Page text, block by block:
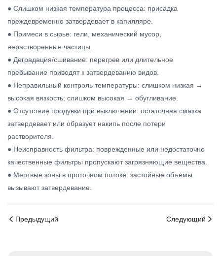
● Слишком низкая температура процесса: присадка
преждевременно затвердевает в капилляре.
● Примеси в сырье: гели, механический мусор,
нерастворенные частицы.
● Деградация/сшивание: перегрев или длительное
пребывание приводят к затвердеванию видов.
● Неправильный контроль температуры: слишком низкая →
высокая вязкость; слишком высокая → обугливание.
● Отсутствие продувки при выключении: остаточная смазка
затвердевает или образует накипь после потери
растворителя.
● Неисправность фильтра: поврежденные или недостаточно
качественные фильтры пропускают загрязняющие вещества.
● Мертвые зоны в проточном потоке: застойные объемы
вызывают затвердевание.
Предыдущий Следующий